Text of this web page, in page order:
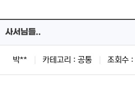
사서님들..
박** 카테고리 : 공통 조회수